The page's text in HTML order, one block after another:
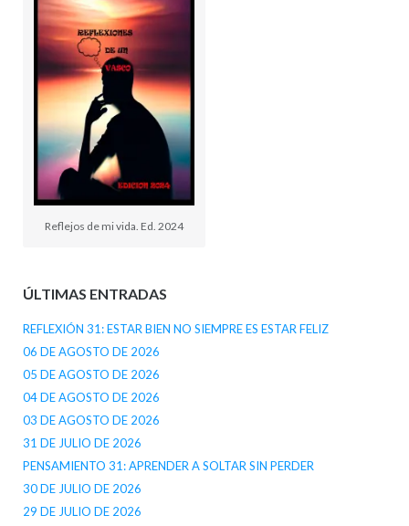
Reflejos de mi vida. Ed. 2024
ÚLTIMAS ENTRADAS
REFLEXIÓN 31: ESTAR BIEN NO SIEMPRE ES ESTAR FELIZ
06 DE AGOSTO DE 2026
05 DE AGOSTO DE 2026
04 DE AGOSTO DE 2026
03 DE AGOSTO DE 2026
31 DE JULIO DE 2026
PENSAMIENTO 31: APRENDER A SOLTAR SIN PERDER
30 DE JULIO DE 2026
29 DE JULIO DE 2026